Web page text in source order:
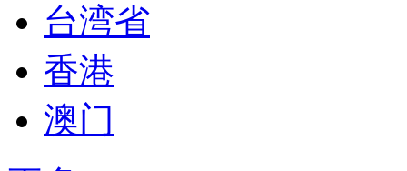
台湾省
香港
澳门